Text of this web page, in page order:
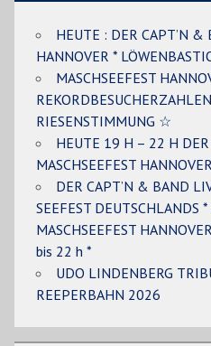
HEUTE : DER CAPT’N &
HANNOVER *
MASCHSEEFEST
RIESENSTIMMUNG ☆
HEUTE 19 H – 22 H
MASCHSEEFEST
DER CAPT’N & BAND
SEEFEST DEUTSCHLANDS
MASCHSEEFEST
bis 22 h *
UDO LINDENBERG
REEPERBAHN 2026